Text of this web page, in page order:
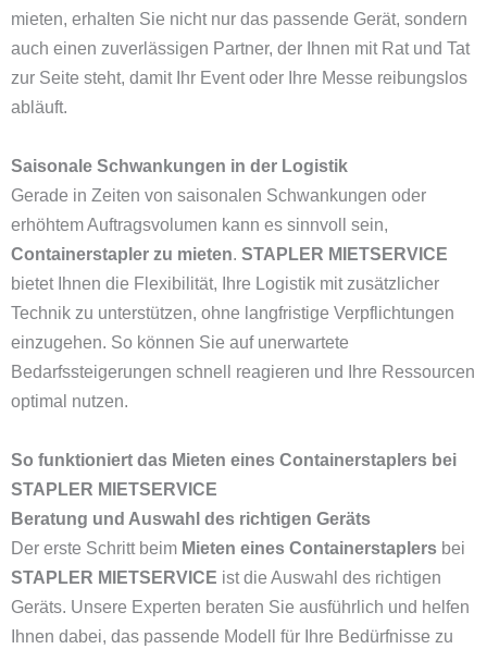
mieten, erhalten Sie nicht nur das passende Gerät, sondern
auch einen zuverlässigen Partner, der Ihnen mit Rat und Tat
zur Seite steht, damit Ihr Event oder Ihre Messe reibungslos
abläuft.
Saisonale Schwankungen in der Logistik
Gerade in Zeiten von saisonalen Schwankungen oder
erhöhtem Auftragsvolumen kann es sinnvoll sein,
Containerstapler zu mieten. STAPLER MIETSERVICE
bietet Ihnen die Flexibilität, Ihre Logistik mit zusätzlicher
Technik zu unterstützen, ohne langfristige Verpflichtungen
einzugehen. So können Sie auf unerwartete
Bedarfssteigerungen schnell reagieren und Ihre Ressourcen
optimal nutzen.
So funktioniert das Mieten eines Containerstaplers bei
STAPLER MIETSERVICE
Beratung und Auswahl des richtigen Geräts
Der erste Schritt beim Mieten eines Containerstaplers bei
STAPLER MIETSERVICE ist die Auswahl des richtigen
Geräts. Unsere Experten beraten Sie ausführlich und helfen
Ihnen dabei, das passende Modell für Ihre Bedürfnisse zu